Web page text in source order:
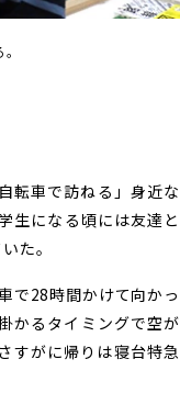
転車で訪ねる」身近な
生になる頃には友達と
た。
で28時間かけて向かっ
かるタイミングで空が
すがに帰りは寝台特急